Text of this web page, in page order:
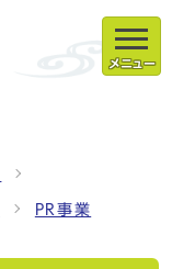
メニュー
PR事業